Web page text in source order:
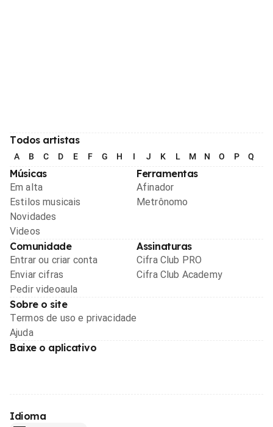
Todos artistas
A B C D E F G H I J K L M N O P Q
Músicas
Em alta
Estilos musicais
Novidades
Videos
Ferramentas
Afinador
Metrônomo
Comunidade
Entrar ou criar conta
Enviar cifras
Pedir videoaula
Assinaturas
Cifra Club PRO
Cifra Club Academy
Sobre o site
Termos de uso e privacidade
Ajuda
Baixe o aplicativo
Idioma